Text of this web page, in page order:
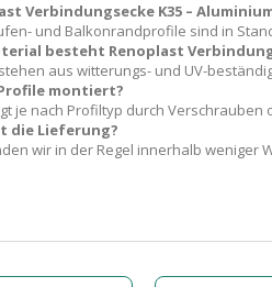
Verbindungsecke K35 –
und Balkonrandprofile sind in
besteht Renoplast
aus witterungs- und UV-
montiert?
je nach Profiltyp durch
die Lieferung?
wir in der Regel innerhalb weniger